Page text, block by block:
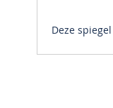
Deze